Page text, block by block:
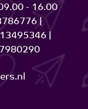
- 16.00
|
|